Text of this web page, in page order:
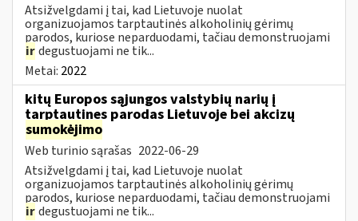
Atsižvelgdami į tai, kad Lietuvoje nuolat
organizuojamos tarptautinės alkoholinių gėrimų
parodos, kuriose neparduodami, tačiau demonstruojami
irdegustuojami ne tik...
Metai: 2022
kitų Europos sąjungos valstybių narių į
tarptautines parodas Lietuvoje bei akcizų
sumokėjimo
Web turinio sąrašas 2022-06-29
Atsižvelgdami į tai, kad Lietuvoje nuolat
organizuojamos tarptautinės alkoholinių gėrimų
parodos, kuriose neparduodami, tačiau demonstruojami
irdegustuojami ne tik...